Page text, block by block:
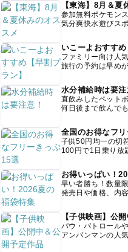
【東海】8月＆夏
参加無料ポケモン
気分爽快水遊びス
いこーよおすすめ
ファミリー向け人
旅行の予約は早め
水分補給時は要注
直飲みしたペットボ
何日後まで飲んで
全国のお得なフ
子供50円均一の切
100円で1日乗り放
お得いっぱい！
早い者勝ち！数量
発売日や価格、内
【子供映画】公
パウ・パトロールや
アンパンマンの人